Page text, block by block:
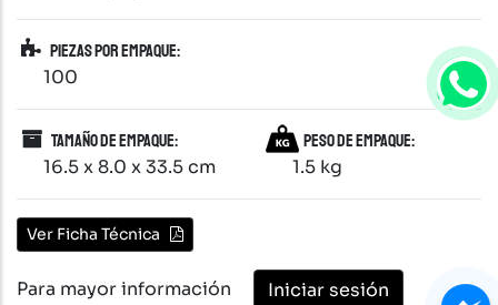
Piezas por empaque:
100
Tamaño de empaque:
16.5 x 8.0 x 33.5 cm
Peso de empaque:
1.5 kg
Ver Ficha Técnica
Para mayor información Iniciar sesión